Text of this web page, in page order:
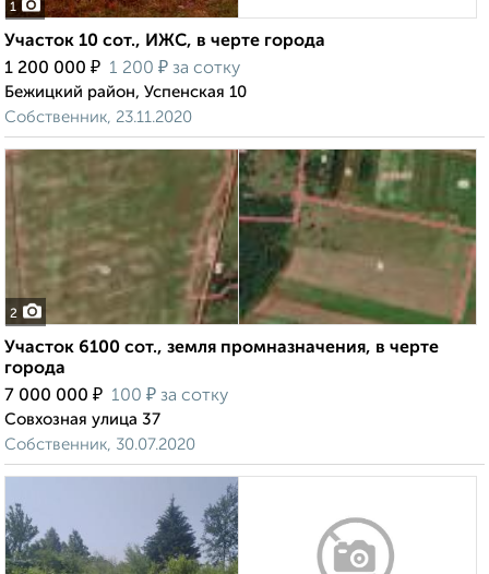
1
Участок 10 сот., ИЖС, в черте города
1 200 000 ₽ 1 200 ₽ за сотку
Бежицкий район, Успенская 10
Собственник, 23.11.2020
2
Участок 6100 сот., земля промназначения, в черте
города
7 000 000 ₽ 100 ₽ за сотку
Совхозная улица 37
Собственник, 30.07.2020